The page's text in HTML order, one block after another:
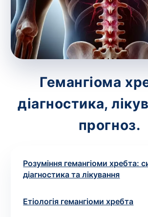
Гемангіома
діагностика,
прогноз.
Розуміння гемангіоми хребта:
діагностика та лікування
Етіологія гемангіоми хребта
зіскрібки. Взяття
виконує лікар – необхідий
Аналіз вдома
Номер телефону*